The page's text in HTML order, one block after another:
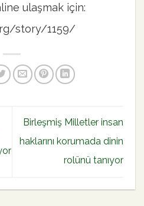
ulaşmak için:
story/1159/
Birleşmiş Milletler insan
haklarını korumada dinin
rolünü tanıyor